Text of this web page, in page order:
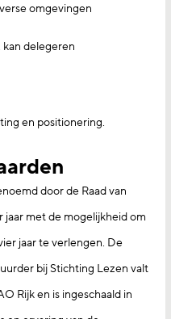
omgevingen
delegeren
en positionering.
door de Raad van
met de mogelijkheid om
jaar te verlengen. De
bij Stichting Lezen valt
Rijk en is ingeschaald in